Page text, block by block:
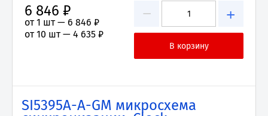
− +
6 846 ₽
от 1 шт — 6 846 ₽
от 10 шт — 4 635 ₽
SI5395A-A-GM микросхема